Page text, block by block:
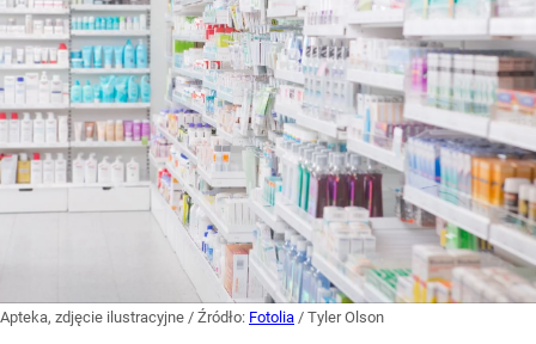
Apteka, zdjęcie ilustracyjne / Źródło: Fotolia / Tyler Olson